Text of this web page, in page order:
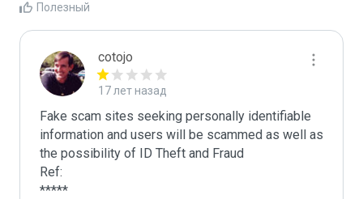
Полезный
cotojo
17 лет назад
Fake scam sites seeking personally identifiable
information and users will be scammed as well as
the possibility of ID Theft and Fraud
Ref:
*****